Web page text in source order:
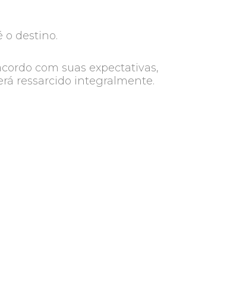
o destino.
com suas expectativas,
ressarcido integralmente.